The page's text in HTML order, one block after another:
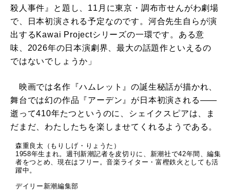
殺人事件』と題し、11月に東京・調布市せんがわ劇場
で、日本初演される予定なのです。河合先生自らが演
出するKawai Projectシリーズの一環です。ある意
味、2026年の日本演劇界、最大の話題作といえるの
ではないでしょうか」
映画では名作『ハムレット』の誕生秘話が描かれ、
舞台では幻の作品『アーデン』が日本初演される――
逝って410年たつというのに、シェイクスピアは、ま
だまだ、わたしたちを楽しませてくれるようである。
森重良太（もりしげ・りょうた）
1958年生まれ。週刊新潮記者を皮切りに、新潮社で42年間、編集
者をつとめ、現在はフリー。音楽ライター・富樫鉄火としても活
躍中。
デイリー新潮編集部